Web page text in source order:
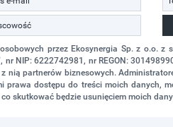
przez Ekosynergia Sp. z o.o. z
NIP: 6222742981, nr REGON:
nią partnerów biznesowych.
prawa dostępu do treści moich danych,
skutkować będzie usunięciem moich